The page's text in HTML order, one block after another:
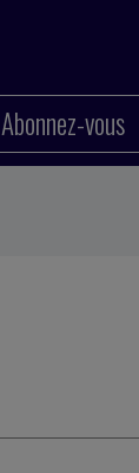
Abonnez-vous